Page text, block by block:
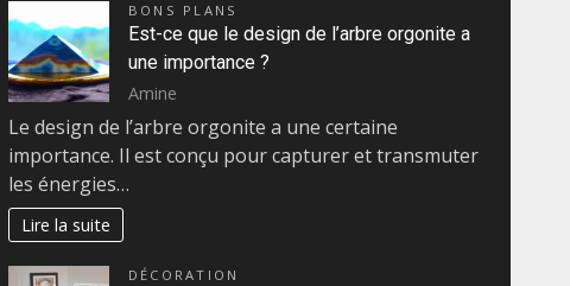
BONS PLANS
Est-ce que le design de l’arbre orgonite a
une importance ?
Amine
Le design de l’arbre orgonite a une certaine
importance. Il est conçu pour capturer et transmuter
les énergies…
Lire la suite
DÉCORATION